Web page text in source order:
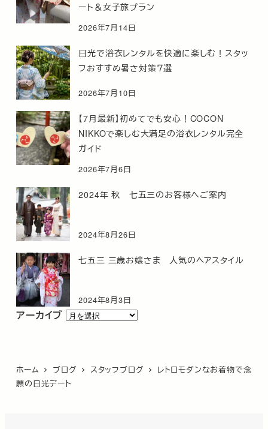
ート＆女子旅プラン
2026年7月14日
日光で浴衣レンタルを快適に楽しむ！スタッ
フおすすめ暑さ対策７選
2026年7月10日
【7月最新】初めてでも安心！COCON
NIKKOで楽しむ大満足の浴衣レンタル完全
ガイド
2026年7月6日
2024年 秋 七五三のお客様へご案内
2024年8月26日
七五三 三歳お嬢さま 人気のヘアスタイル
2024年8月3日
アーカイブ ア
ブ
ホーム ブログ スタッフブログ
レトロモダンなお着物で念
願の日光デート